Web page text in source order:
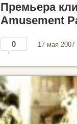
Премьера
Amusement
0 17 мая 2007